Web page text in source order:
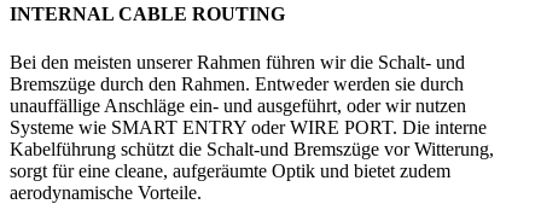
INTERNAL CABLE ROUTING
Bei den meisten unserer Rahmen führen wir die Schalt- und
Bremszüge durch den Rahmen. Entweder werden sie durch
unauffällige Anschläge ein- und ausgeführt, oder wir nutzen
Systeme wie SMART ENTRY oder WIRE PORT. Die interne
Kabelführung schützt die Schalt-und Bremszüge vor Witterung,
sorgt für eine cleane, aufgeräumte Optik und bietet zudem
aerodynamische Vorteile.